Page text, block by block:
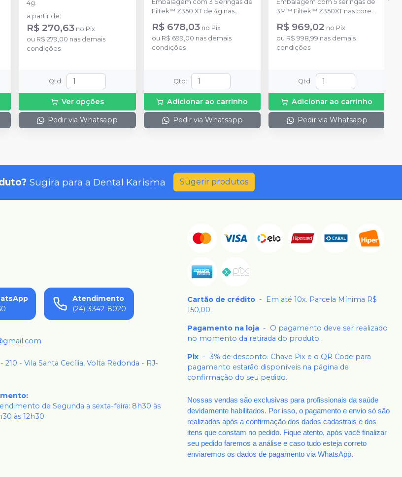
4g.
a partir de:
R$ 270,63 no Pix
ou R$ 279,00 nas demais
condições
Qtd :
Ver opções
Pedir via Whatsapp
Embalagem com 3 Seringas de
Filtek™ Z350 XT de 4g nas
(Translúcida)
R$ 678,03 no Pix
ou R$ 699,00 nas demais
condições
Qtd :
Adicionar ao carrinho
Pedir via Whatsapp
Embalagem com 5 seringas de
3M™ Filtek™ Z350XT nas cores:
frasco de 3M™ ESPE Single
Bond Universal de 3 ml 1
Necessaire para
R$ 969,02 no Pix
ou R$ 998,99 nas demais
condições
Qtd :
Adicionar ao carrinho
Pedir via Whatsapp
Sugira para a Dental Karisma Sugerir produtos
Atendimento
(24) 3342-8020
210 - Vila Santa Cecília, Volta Redonda - RJ-
:
de Segunda a sexta-feira: 8h30 às
às 12h30
Cartão de crédito -
Em até 10x. Parcela Mínima R$
150,00.
Pagamento na loja - O pagamento deve ser realizado
no momento da retirada do produto.
Pix - 3% de desconto. Chave Pix e o QR Code para
pagamento estarão disponíveis na página de
confirmação do seu pedido.
Nossas vendas são exclusivas para profissionais da saúde
devidamente habilitados. Por isso, o pagamento e envio só são
realizados após a confirmação dos dados cadastrais e dos
itens que constam no pedido. Fique atento, após você finalizar
seu pedido faremos a análise e caso tudo esteja correto
enviaremos os dados de pagamento via WhatsApp.